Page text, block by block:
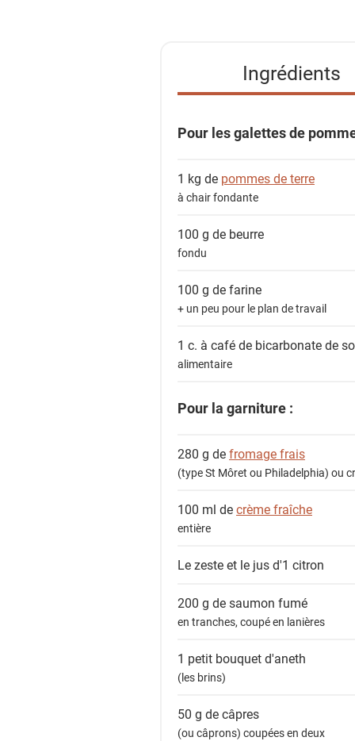
Ingrédients
Pour les galettes de
1 kg de pommes de terre
à chair fondante
100 g de beurre
fondu
100 g defarine
+ un peu pour le plan de travail
1 c. à café de bicarbonate de
alimentaire
Pour la garniture :
280 g defromage frais
(type St Môret ou Philadelphia) ou
100 ml decrème fraîche
entière
Le zeste et le jus d'1 citron
200 g desaumon fumé
en tranches, coupé en lanières
1 petit bouquetd'aneth
(les brins)
50 g decâpres
(ou câprons) coupées en deux